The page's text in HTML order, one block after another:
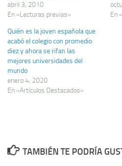
abril 3, 2010
En «Lecturas previas»
En
Quién es la joven española que
acabó el colegio con promedio
diez y ahora se rifan las
mejores universidades del
mundo
enero 4, 2020
En «Artículos Destacados»
TAMBIÉN TE PODRÍA